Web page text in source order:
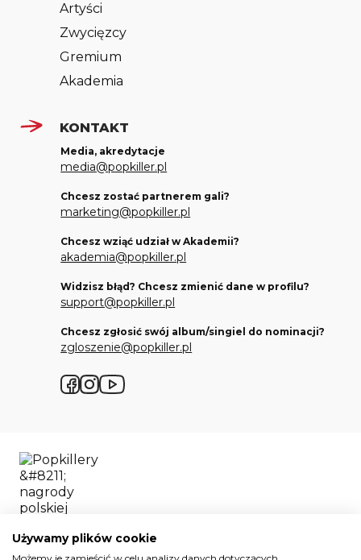
Artyści
Zwycięzcy
Gremium
Akademia
KONTAKT
Media, akredytacje
media@popkiller.pl
Chcesz zostać partnerem gali?
marketing@popkiller.pl
Chcesz wziąć udział w Akademii?
akademia@popkiller.pl
Widzisz błąd? Chcesz zmienić dane w profilu?
support@popkiller.pl
Chcesz zgłosić swój album/singiel do nominacji?
zgloszenie@popkiller.pl
Używamy plików cookie